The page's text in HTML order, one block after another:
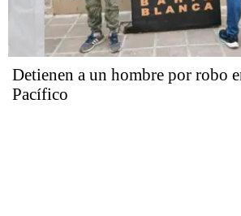
Detienen a un hombre por robo
Pacífico